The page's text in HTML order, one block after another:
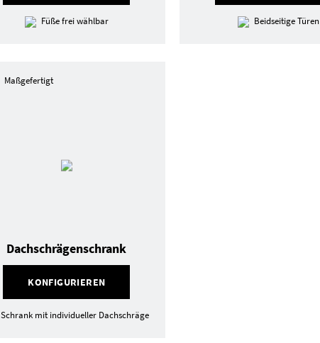
Füße frei wählbar Beidseitige Türen
Maßgefertigt
KONFIGURIEREN
Dachschrägenschrank
Schrank mit individueller Dachschräge